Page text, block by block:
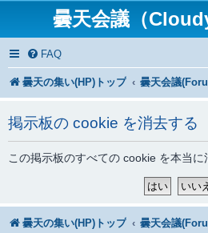
曇天会議（
FAQ
曇天の集い(HP)トップ 曇天会議
掲示板の cookie を消去する
この掲示板のすべての cookie を本当
曇天の集い(HP)トップ 曇天会議